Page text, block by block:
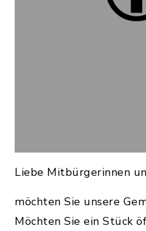
Liebe Mitbürgerinnen
möchten Sie unsere
Möchten Sie ein Stück